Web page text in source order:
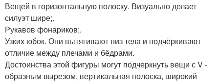
Вещей в горизонтальную полоску. Визуально делает
силуэт шире;.
Рукавов фонариков;.
Узких юбок. Они вытягивают низ тела и подчёркивают
отличие между плечами и бёдрами.
Достоинства этой фигуры могут подчеркнуть вещи с V -
образным вырезом, вертикальная полоска, широкий